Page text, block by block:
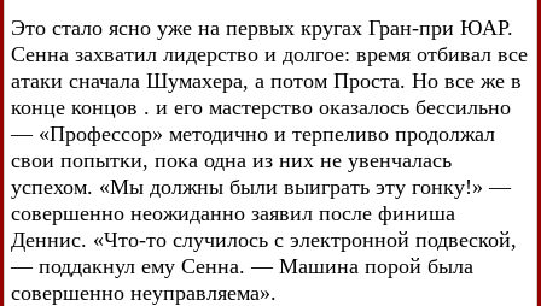
Это стало ясно уже на первых кругах Гран-при ЮАР.
Сенна захватил лидерство и долгое: время отбивал все
атаки сначала Шумахера, а потом Проста. Но все же в
конце концов . и его мастерство оказалось бессильно
— «Профессор» методично и терпеливо продолжал
свои попытки, пока одна из них не увенчалась
успехом. «Мы должны были выиграть эту гонку!» —
совершенно неожиданно заявил после финиша
Деннис. «Что-то случилось с электронной подвеской,
— поддакнул ему Сенна. — Машина порой была
совершенно неуправляема».